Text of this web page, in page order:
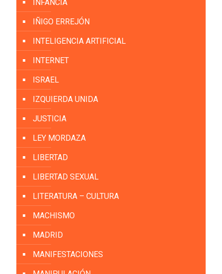
INFANCIA
IÑIGO ERREJÓN
INTELIGENCIA ARTIFICIAL
INTERNET
ISRAEL
IZQUIERDA UNIDA
JUSTICIA
LEY MORDAZA
LIBERTAD
LIBERTAD SEXUAL
LITERATURA – CULTURA
MACHISMO
MADRID
MANIFESTACIONES